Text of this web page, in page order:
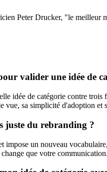
Peter Drucker, "le
valider une idée de
idée de catégorie contre
vue, sa simplicité d'adoption et
juste du rebranding ?
un nouveau
que votre communication.